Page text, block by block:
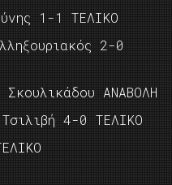
1-1 ΤΕΛΙΚΟ
2-0
ΑΝΑΒΟΛΗ
4-0 ΤΕΛΙΚΟ